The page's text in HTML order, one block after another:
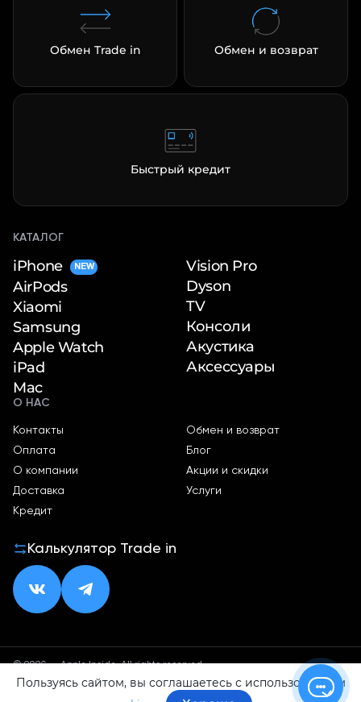
Обмен Trade in Обмен и возврат
Быстрый кредит
КАТАЛОГ
iPhone NEW
AirPods
Xiaomi
Samsung
Apple Watch
iPad
Mac
Vision Pro
Dyson
TV
Консоли
Акустика
Аксессуары
О НАС
Контакты
Оплата
О компании
Доставка
Кредит
Обмен и возврат
Блог
Акции и скидки
Услуги
Калькулятор Trade in
© 2026 — Apple Inside. All rights reserved.
Политика конфиденциальностиОферта
Пользуясь сайтом, вы соглашаетесь с использованием